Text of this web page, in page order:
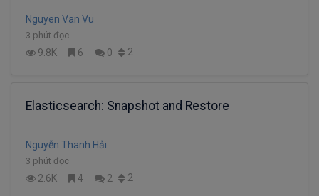
Nguyen Van Vu
3 phút đọc
9.8K 6 0 2
Elasticsearch: Snapshot and Restore
Nguyễn Thanh Hải
3 phút đọc
2.6K 4 2 2